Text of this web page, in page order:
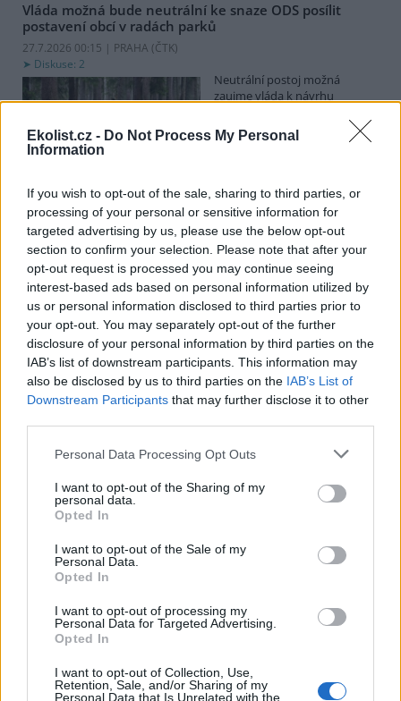
Ekolist.cz - Do Not Process My Personal
Information
If you wish to opt-out of the sale, sharing to third parties, or
processing of your personal or sensitive information for
targeted advertising by us, please use the below opt-out
section to confirm your selection. Please note that after your
opt-out request is processed you may continue seeing
interest-based ads based on personal information utilized by
us or personal information disclosed to third parties prior to
your opt-out. You may separately opt-out of the further
disclosure of your personal information by third parties on the
IAB’s list of downstream participants. This information may
also be disclosed by us to third parties on the IAB’s List of
Downstream Participants that may further disclose it to other
Personal Data Processing Opt Outs
I want to opt-out of the Sharing of my
personal data.
Opted In
I want to opt-out of the Sale of my
Personal Data.
Opted In
I want to opt-out of processing my
Personal Data for Targeted Advertising.
Opted In
I want to opt-out of Collection, Use,
Retention, Sale, and/or Sharing of my
Personal Data that Is Unrelated with the
Vláda možná bude neutrální ke snaze ODS posílit
postavení obcí v radách parků
27.7.2026 00:15 | PRAHA (ČTK)
Diskuse: 2
Neutrální postoj možná
zaujme vláda k návrhu
chtějí posílit postavení
zástupců obcí a krajů v radách
národních parků. Vyplývá to z předkládací zprávy na vládním
své stanovisko k příslušné novele o ochraně přírody ve stanovené
lhůtě nedodalo. Kabinet se má novelou zabývat v pondělí. Jeho
postoj bude doporučením pro Sněmovnu, v níž má vládní koalice
většinu.
Na Hádecké planince u Brna obnovují ochránci
původní step, vrátí se tam i pastva
26.7.2026 17:25 | BRNO (ČTK)
Zarostlou část Hádecké
planinky u Brna chtějí ochránci
vrátit do stavu ze 30. let
minulého století. V oblasti
obnovují původní step a
teplomilné doubravy. Vrátí se tam i pastva. Cílem je zachránit
motýl jasoň dymnivkový. ČTK to řekl Vilém Jurek z organizace
Hádecká planinka je součástí chráněné krajinné oblasti Moravský
kras, má rozlohu kolem 80 hektarů.
I po 100 letech je cihlová kanalizace v centru Pardubic
v dobrém stavu
Diskuse: 1
Historická cihlová kanalizace v
technickém stavu. Podle
vodáren k tomu přispívá